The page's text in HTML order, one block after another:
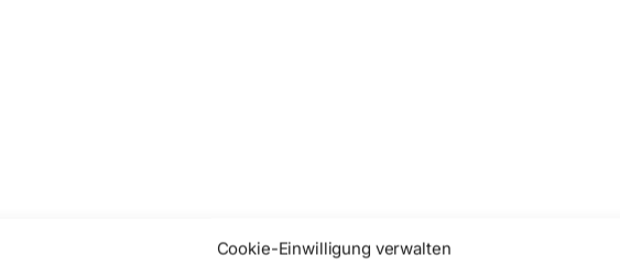
Cookie-Einwilligung verwalten